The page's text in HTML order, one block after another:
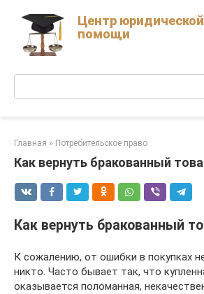
content
Центр юридической
помощи
Главная » Потребительское право
Как вернуть бракованный
Как вернуть бракованный
К сожалению, от ошибки в покупках
никто. Часто бывает так, что
оказывается поломанная,